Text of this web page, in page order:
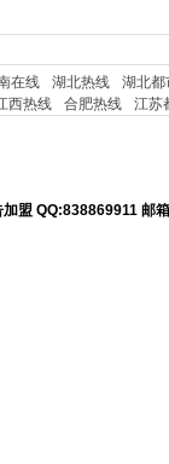
在线 湖北热线
湖北都
西热线 合肥热线 江苏
加盟 QQ:838869911 邮